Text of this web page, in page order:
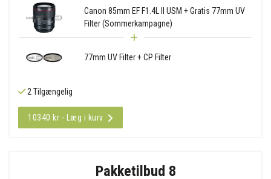
Canon 85mm EF F1.4L II USM + Gratis 77mm UV
Filter (Sommerkampagne)
77mm UV Filter + CP Filter
2 Tilgængelig
10340 kr - Læg i kurv
Pakketilbud 8